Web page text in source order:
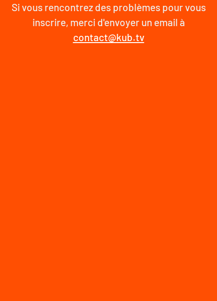
Si vous rencontrez des problèmes pour vous
inscrire, merci d'envoyer un email à
contact@kub.tv